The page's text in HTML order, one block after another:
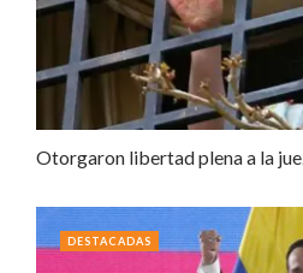
Otorgaron libertad plena a la
DESTACADAS